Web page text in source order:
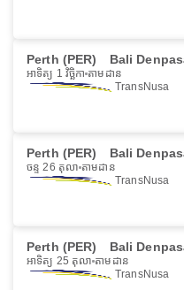
Perth (PER) Bali
អាទិត្យ 1 វិច្ឆិកា តាមដាន
TransNusa
Perth (PER) Bali
ចន្ទ 26 តុលា តាមដាន
TransNusa
Perth (PER) Bali
អាទិត្យ 25 តុលា តាមដាន
TransNusa